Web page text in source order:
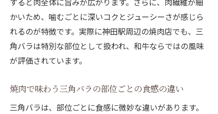
かいため、噛むごとに深いコクとジューシーさが感じら
れるのが特徴です。実際に神田駅周辺の焼肉店でも、三
角バラは特別な部位として扱われ、和牛ならではの風味
が評価されています。
焼肉で味わう三角バラの部位ごとの食感の違い
三角バラは、部位ごとに食感に微妙な違いがあります。